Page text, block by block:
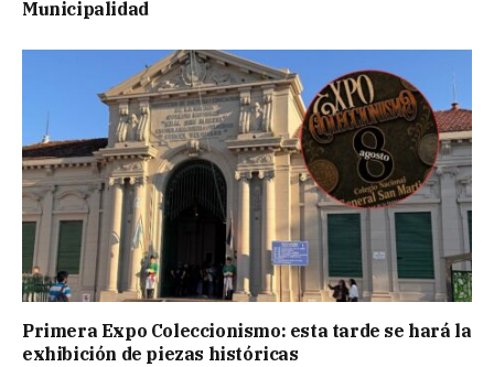
Municipalidad
Primera Expo Coleccionismo: esta tarde se hará la
exhibición de piezas históricas